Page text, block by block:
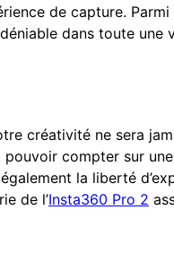
de capture.
dans toute une
créativité ne sera
pouvoir compter sur
la liberté
de l’Insta360 Pro 2